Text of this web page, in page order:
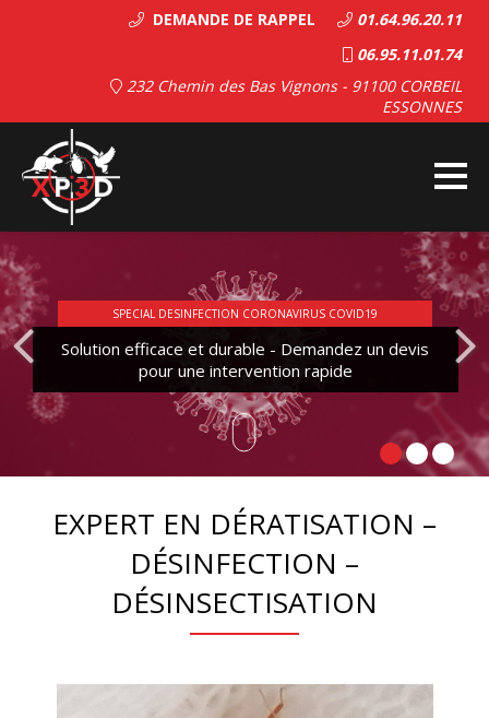
DEMANDE DE RAPPEL
01.64.96.20.11
06.95.11.01.74
232 Chemin des Bas Vignons - 91100 CORBEIL
ESSONNES
SPECIAL DESINFECTION CORONAVIRUS COVID19
Solution efficace et durable - Demandez un devis
pour une intervention rapide
EXPERT EN DÉRATISATION –
DÉSINFECTION –
DÉSINSECTISATION